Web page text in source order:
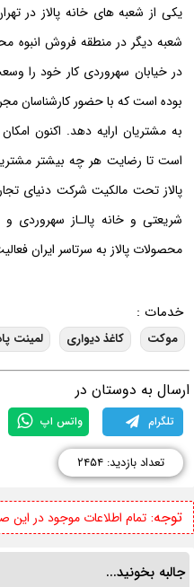
یکی از شعبه های خانه پالاز در
شعبه دیگر در منطقه فروش انبوه
در خیابان سهروردی کار خود را
بوده است که با حضور کارشناسان
به مشتریان ارایه دهد. اکنون
است تا رضایت هر چه بیشتر
پالاز تحت مالکیت شرکت دنیای
شریعتی و خانه پالـاز سهروردی و
محصولات پالاز به سرتاسر ایران
خدمات :
موکت کاغذ دیواری لمینت
به دوستان در
تلگرام واتس اپ
تعداد بازدید: ۲۴۵۴
توجه:تمام اطلاعات موجود در این
جالبه بخونید...